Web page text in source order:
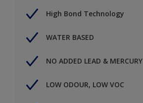
High Bond Technology
WATER BASED
NO ADDED LEAD & MERCURY
LOW ODOUR, LOW VOC